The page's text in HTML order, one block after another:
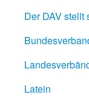
Der DAV stellt
Latein